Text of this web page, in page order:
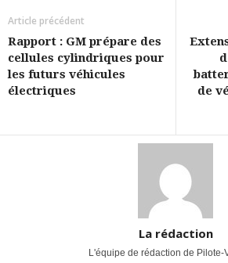
Article précédent
Rapport : GM prépare des
cellules cylindriques pour
les futurs véhicules
électriques
de
La rédaction
L'équipe de rédaction de Pilote-